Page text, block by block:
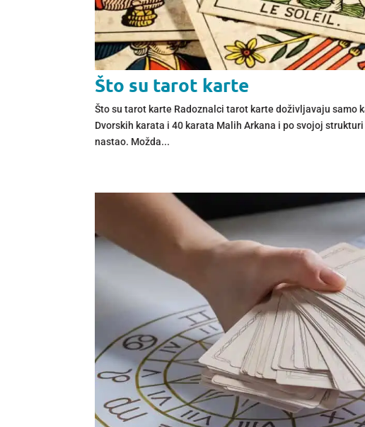
Što su tarot karte
Što su tarot karte Radoznalci tarot karte doživljavaju samo
Dvorskih karata i 40 karata Malih Arkana i po svojoj
nastao. Možda...